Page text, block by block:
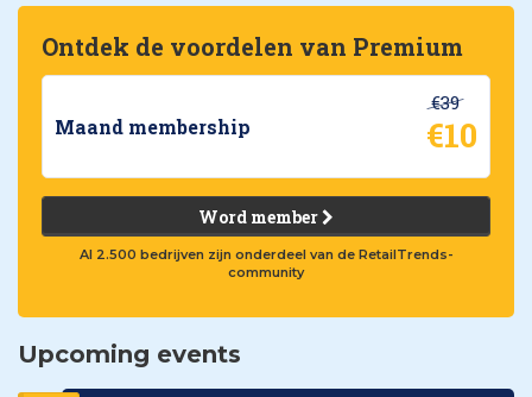
Ontdek de voordelen van Premium
Maand membership
€39
€10
Word member
Al 2.500 bedrijven zijn onderdeel van de RetailTrends-
community
Upcoming events